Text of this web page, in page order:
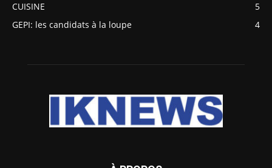
CUISINE
5
GEPI: les candidats à la loupe
4